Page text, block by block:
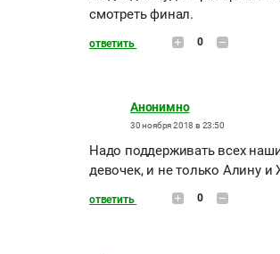
смотреть финал.
ответить 0
Анонимно
30 ноября 2018 в 23:50
Надо поддерживать всех
девочек, и не только Алину
ответить 0